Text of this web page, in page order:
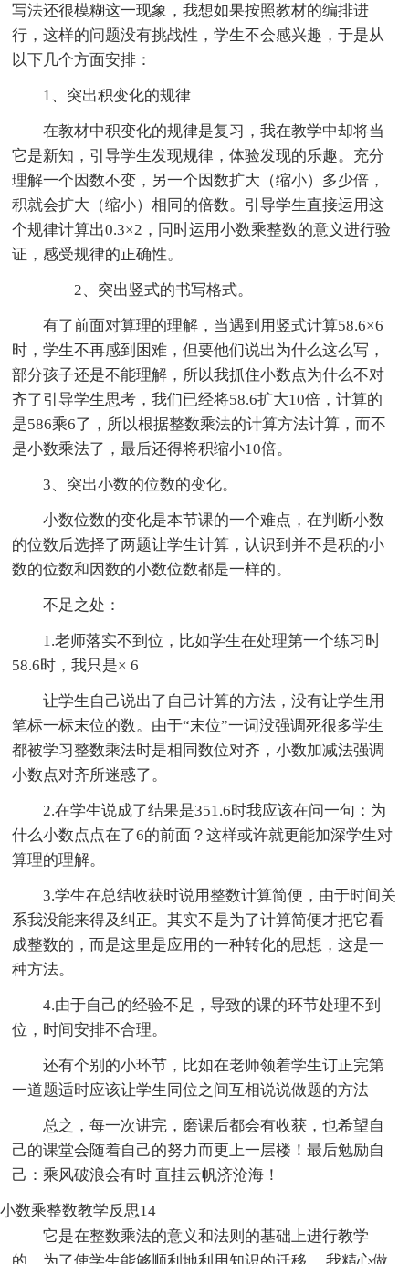
写法还很模糊这一现象，我想如果按照教材的编排进
行，这样的问题没有挑战性，学生不会感兴趣，于是从
以下几个方面安排：
1、突出积变化的规律
在教材中积变化的规律是复习，我在教学中却将当
它是新知，引导学生发现规律，体验发现的乐趣。充分
理解一个因数不变，另一个因数扩大（缩小）多少倍，
积就会扩大（缩小）相同的倍数。引导学生直接运用这
个规律计算出0.3×2，同时运用小数乘整数的意义进行验
证，感受规律的正确性。
2、突出竖式的书写格式。
有了前面对算理的理解，当遇到用竖式计算58.6×6
时，学生不再感到困难，但要他们说出为什么这么写，
部分孩子还是不能理解，所以我抓住小数点为什么不对
齐了引导学生思考，我们已经将58.6扩大10倍，计算的
是586乘6了，所以根据整数乘法的计算方法计算，而不
是小数乘法了，最后还得将积缩小10倍。
3、突出小数的位数的变化。
小数位数的变化是本节课的一个难点，在判断小数
的位数后选择了两题让学生计算，认识到并不是积的小
数的位数和因数的小数位数都是一样的。
不足之处：
1.老师落实不到位，比如学生在处理第一个练习时
58.6时，我只是× 6
让学生自己说出了自己计算的方法，没有让学生用
笔标一标末位的数。由于“末位”一词没强调死很多学生
都被学习整数乘法时是相同数位对齐，小数加减法强调
小数点对齐所迷惑了。
2.在学生说成了结果是351.6时我应该在问一句：为
什么小数点点在了6的前面？这样或许就更能加深学生对
算理的理解。
3.学生在总结收获时说用整数计算简便，由于时间关
系我没能来得及纠正。其实不是为了计算简便才把它看
成整数的，而是这里是应用的一种转化的思想，这是一
种方法。
4.由于自己的经验不足，导致的课的环节处理不到
位，时间安排不合理。
还有个别的小环节，比如在老师领着学生订正完第
一道题适时应该让学生同位之间互相说说做题的方法
总之，每一次讲完，磨课后都会有收获，也希望自
己的课堂会随着自己的努力而更上一层楼！最后勉励自
己：乘风破浪会有时 直挂云帆济沧海！
小数乘整数教学反思14
它是在整数乘法的意义和法则的基础上进行教学
的，为了使学生能够顺利地利用知识的迁移， 我精心做